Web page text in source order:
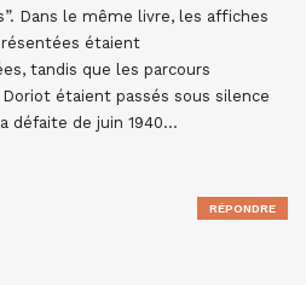
Dans le même livre, les affiches
étaient
tandis que les parcours
étaient passés sous silence
défaite de juin 1940…
RÉPONDRE